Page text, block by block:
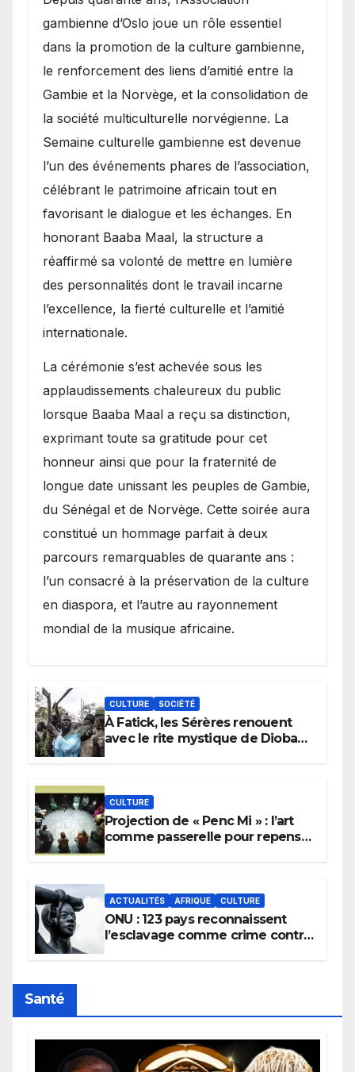
gambienne d’Oslo joue un rôle essentiel
dans la promotion de la culture gambienne,
le renforcement des liens d’amitié entre la
Gambie et la Norvège, et la consolidation de
la société multiculturelle norvégienne. La
Semaine culturelle gambienne est devenue
l’un des événements phares de l’association,
célébrant le patrimoine africain tout en
favorisant le dialogue et les échanges. En
honorant Baaba Maal, la structure a
réaffirmé sa volonté de mettre en lumière
des personnalités dont le travail incarne
l’excellence, la fierté culturelle et l’amitié
internationale.
​La cérémonie s’est achevée sous les
applaudissements chaleureux du public
lorsque Baaba Maal a reçu sa distinction,
exprimant toute sa gratitude pour cet
honneur ainsi que pour la fraternité de
longue date unissant les peuples de Gambie,
du Sénégal et de Norvège. Cette soirée aura
constitué un hommage parfait à deux
parcours remarquables de quarante ans :
l’un consacré à la préservation de la culture
en diaspora, et l’autre au rayonnement
mondial de la musique africaine.
CULTURE SOCIÉTÉ
À Fatick, les Sérères renouent
avec le rite mystique de Diobaye
CULTURE
Projection de « Penc Mi » : l’art
comme passerelle pour repenser
ACTUALITÉS AFRIQUE CULTURE
ONU : 123 pays reconnaissent
l’esclavage comme crime contre
Santé